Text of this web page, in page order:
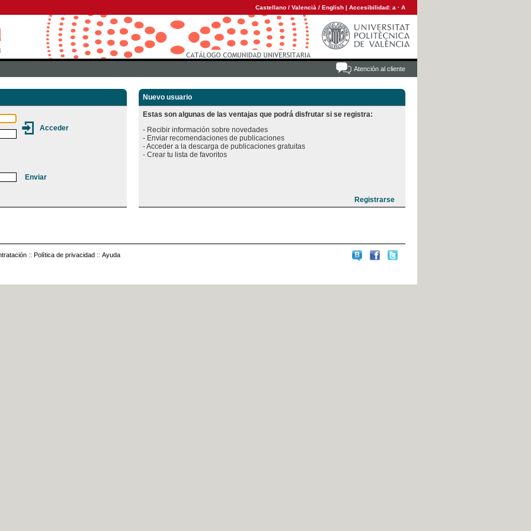
Castellano / Valencià / English | Accesibilidad: a · A
Atención al cliente
Nuevo usuario
Estas son algunas de las ventajas que podrá disfrutar si se registra:
- Recibir información sobre novedades
- Enviar recomendaciones de publicaciones
- Acceder a la descarga de publicaciones gratuitas
:: Política de privacidad :: Ayuda